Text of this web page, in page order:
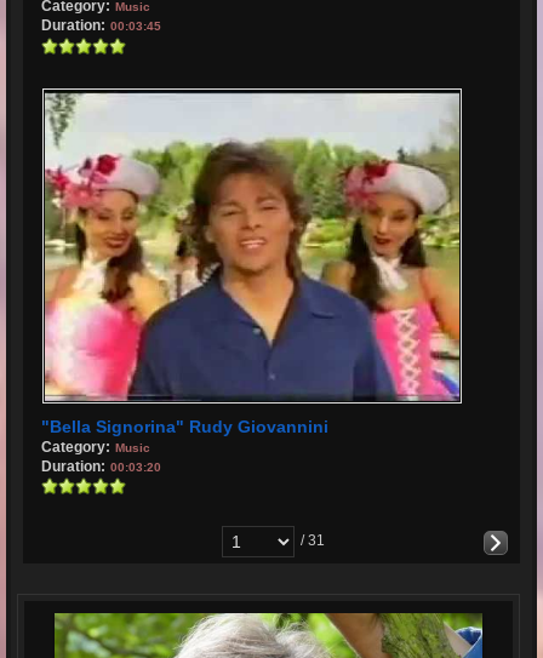
Category: Music
Duration: 00:03:45
"Bella Signorina" Rudy Giovannini
Category: Music
Duration: 00:03:20
/ 31